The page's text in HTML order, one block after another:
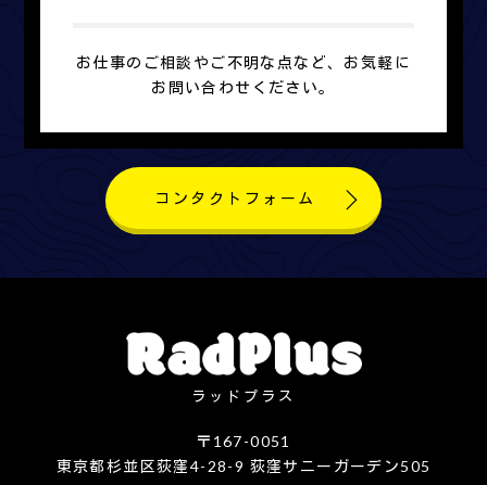
お仕事のご相談やご不明な点など、お気軽に
お問い合わせください。
コンタクトフォーム
ラッドプラス
〒167-0051
東京都杉並区荻窪4-28-9 荻窪サニーガーデン505